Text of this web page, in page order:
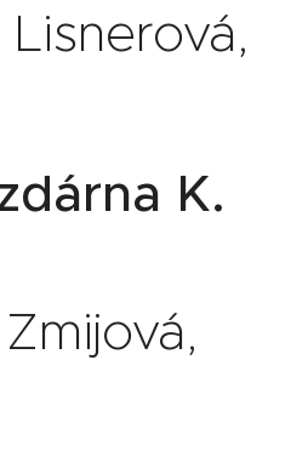
Lisnerová,
K.